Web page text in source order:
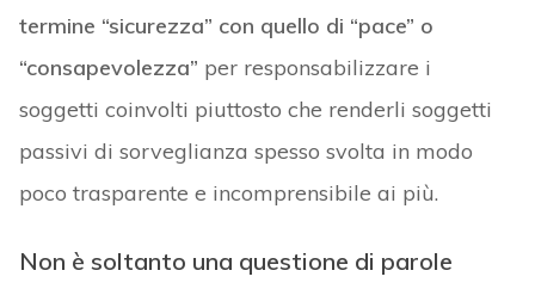
termine “sicurezza” con quello di “pace” o
“consapevolezza” per responsabilizzare i
soggetti coinvolti piuttosto che renderli soggetti
passivi di sorveglianza spesso svolta in modo
poco trasparente e incomprensibile ai più.
Non è soltanto una questione di parole